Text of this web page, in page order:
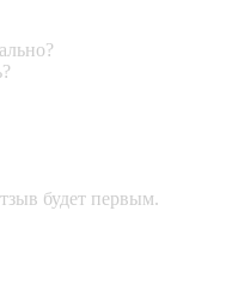
будет первым.